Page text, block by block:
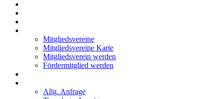
Mitgliedsvereine
Mitgliedsvereine Karte
Mitgliedsverein werden
Fördermitglied werden
Allg. Anfrage